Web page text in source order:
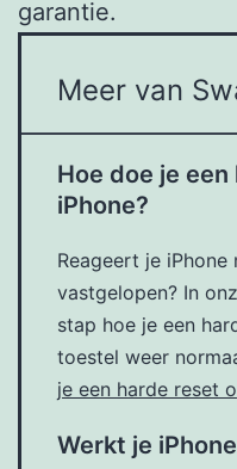
garantie.
Meer van
Hoe doe je
iPhone?
Reageert je
vastgelopen? In
stap hoe je een
toestel weer
je een harde reset
Werkt je